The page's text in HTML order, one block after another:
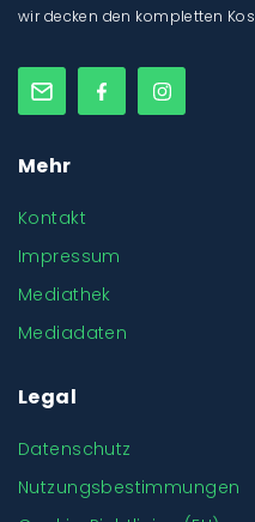
wir decken den kompletten
Mehr
Kontakt
Impressum
Mediathek
Mediadaten
Legal
Datenschutz
Nutzungsbestimmungen